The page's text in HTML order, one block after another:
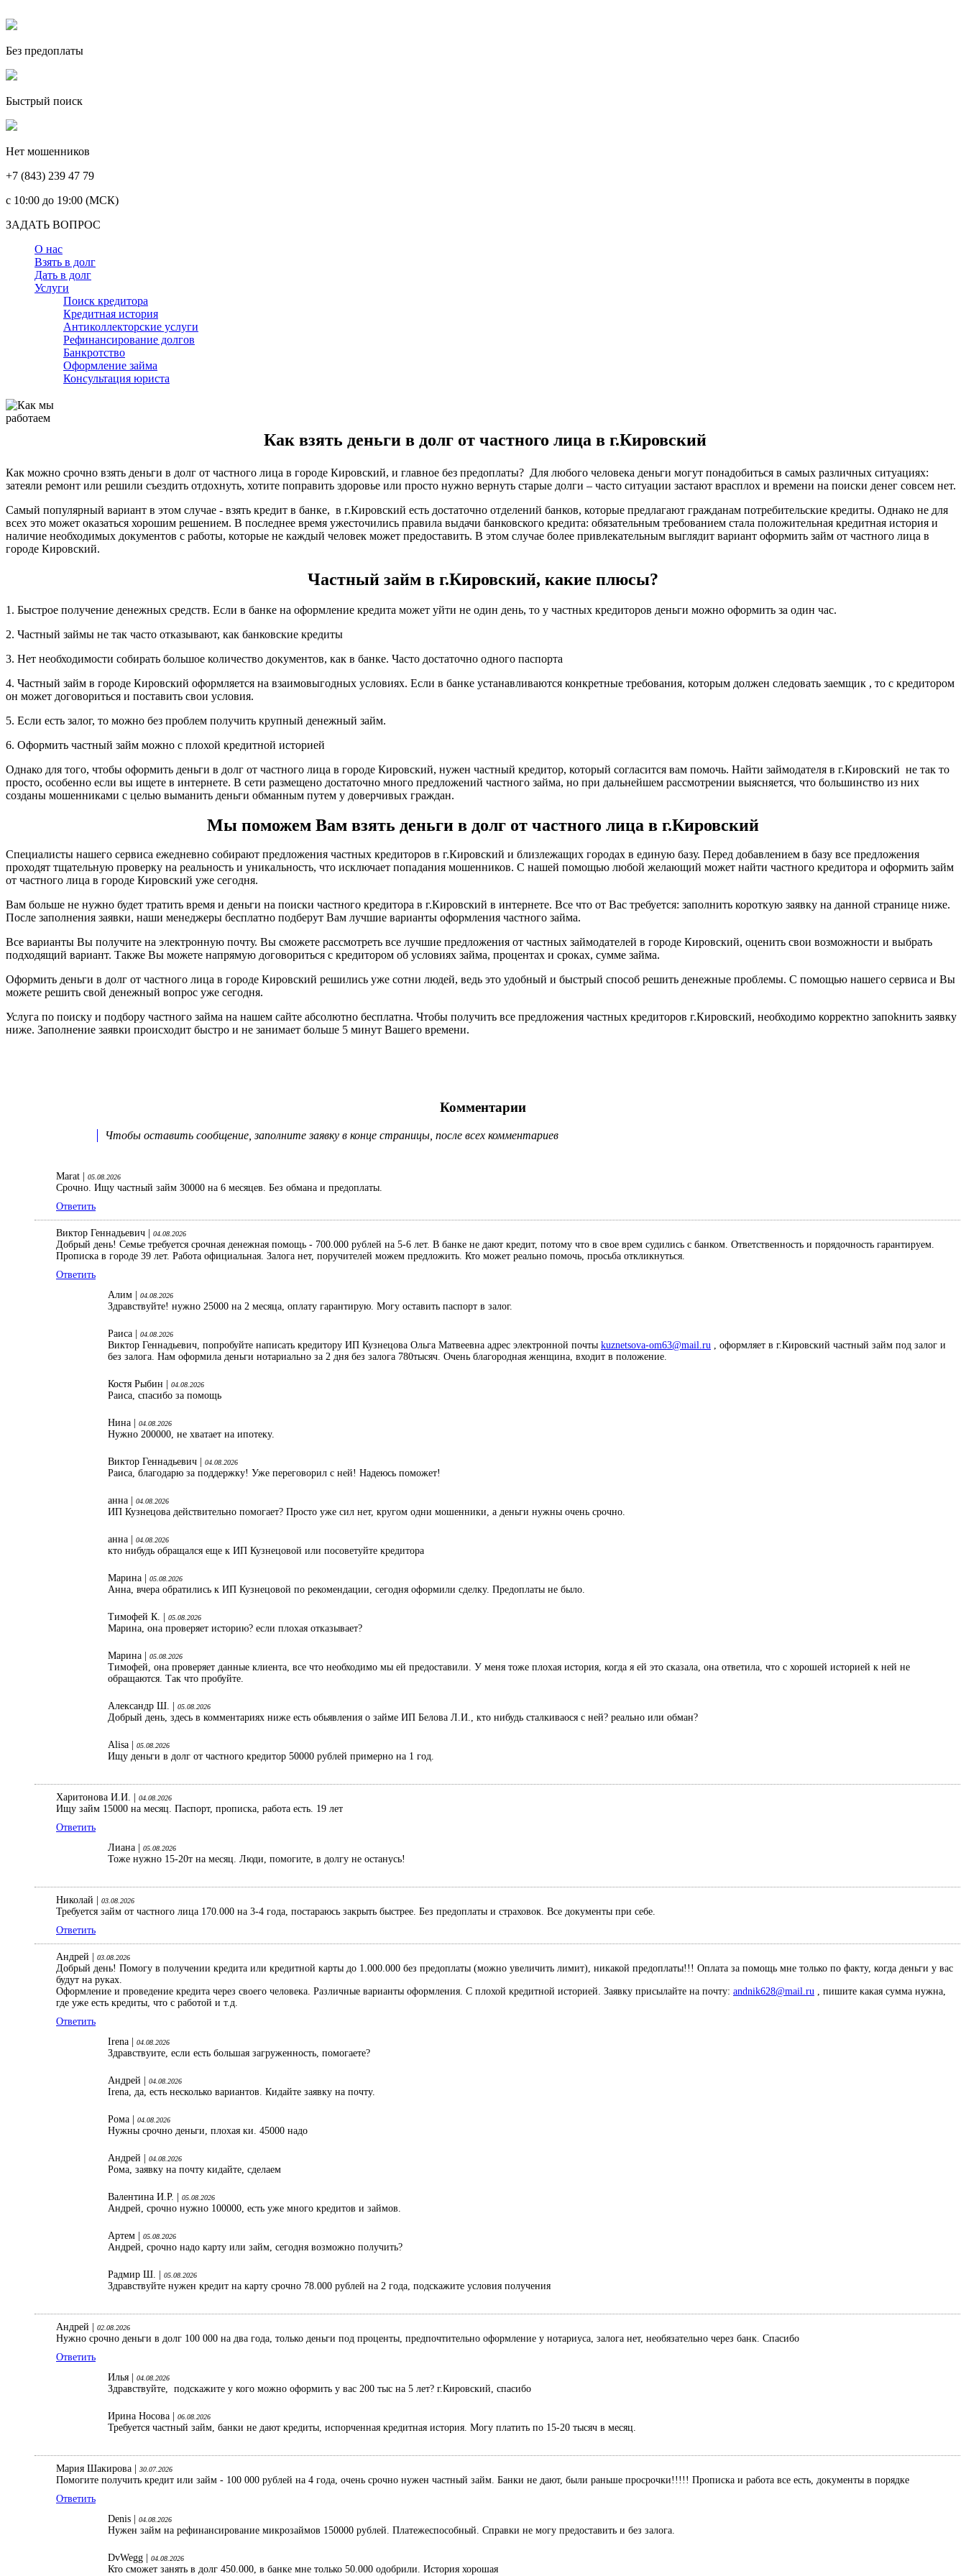
Без предоплаты
Быстрый поиск
Нет мошенников
+7 (843) 239 47 79
c 10:00 до 19:00 (МСК)
ЗАДАТЬ ВОПРОС
О нас
Взять в долг
Дать в долг
Услуги
Поиск кредитора
Кредитная история
Антиколлекторские услуги
Рефинансирование долгов
Банкротство
Оформление займа
Консультация юриста
Как взять деньги в долг от частного лица в г.Кировский
Как можно срочно взять деньги в долг от частного лица в городе Кировский, и главное без предоплаты? Для любого человека деньги могут понадобиться в самых различных ситуациях:
затеяли ремонт или решили съездить отдохнуть, хотите поправить здоровье или просто нужно вернуть старые долги – часто ситуации застают врасплох и времени на поиски денег совсем нет.
Самый популярный вариант в этом случае - взять кредит в банке, в г.Кировский есть достаточно отделений банков, которые предлагают гражданам потребительские кредиты. Однако не для
всех это может оказаться хорошим решением. В последнее время ужесточились правила выдачи банковского кредита: обязательным требованием стала положительная кредитная история и
наличие необходимых документов с работы, которые не каждый человек может предоставить. В этом случае более привлекательным выглядит вариант оформить займ от частного лица в
городе Кировский.
Частный займ в г.Кировский, какие плюсы?
1. Быстрое получение денежных средств. Если в банке на оформление кредита может уйти не один день, то у частных кредиторов деньги можно оформить за один час.
2. Частный займы не так часто отказывают, как банковские кредиты
3. Нет необходимости собирать большое количество документов, как в банке. Часто достаточно одного паспорта
4. Частный займ в городе Кировский оформляется на взаимовыгодных условиях. Если в банке устанавливаются конкретные требования, которым должен следовать заемщик , то с кредитором
он может договориться и поставить свои условия.
5. Если есть залог, то можно без проблем получить крупный денежный займ.
6. Оформить частный займ можно с плохой кредитной историей
Однако для того, чтобы оформить деньги в долг от частного лица в городе Кировский, нужен частный кредитор, который согласится вам помочь. Найти займодателя в г.Кировский не так то
просто, особенно если вы ищете в интернете. В сети размещено достаточно много предложений частного займа, но при дальнейшем рассмотрении выясняется, что большинство из них
созданы мошенниками с целью выманить деньги обманным путем у доверчивых граждан.
Мы поможем Вам взять деньги в долг от частного лица в г.Кировский
Специалисты нашего сервиса ежедневно собирают предложения частных кредиторов в г.Кировский и близлежащих городах в единую базу. Перед добавлением в базу все предложения
проходят тщательную проверку на реальность и уникальность, что исключает попадания мошенников. С нашей помощью любой желающий может найти частного кредитора и оформить займ
от частного лица в городе Кировский уже сегодня.
Вам больше не нужно будет тратить время и деньги на поиски частного кредитора в г.Кировский в интернете. Все что от Вас требуется: заполнить короткую заявку на данной странице ниже.
После заполнения заявки, наши менеджеры бесплатно подберут Вам лучшие варианты оформления частного займа.
Все варианты Вы получите на электронную почту. Вы сможете рассмотреть все лучшие предложения от частных займодателей в городе Кировский, оценить свои возможности и выбрать
подходящий вариант. Также Вы можете напрямую договориться с кредитором об условиях займа, процентах и сроках, сумме займа.
Оформить деньги в долг от частного лица в городе Кировский решились уже сотни людей, ведь это удобный и быстрый способ решить денежные проблемы. С помощью нашего сервиса и Вы
можете решить свой денежный вопрос уже сегодня.
Услуга по поиску и подбору частного займа на нашем сайте абсолютно бесплатна. Чтобы получить все предложения частных кредиторов г.Кировский, необходимо корректно запоkнить заявку
ниже. Заполнение заявки происходит быстро и не занимает больше 5 минут Вашего времени.
Комментарии
Чтобы оставить сообщение, заполните заявку в конце страницы, после всех комментариев
Marat | 05.08.2026
Срочно. Ищу частный займ 30000 на 6 месяцев. Без обмана и предоплаты.
Ответить
Виктор Геннадьевич | 04.08.2026
Добрый день! Семье требуется срочная денежная помощь - 700.000 рублей на 5-6 лет. В банке не дают кредит, потому что в свое врем судились с банком. Ответственность и порядочность гарантируем.
Прописка в городе 39 лет. Работа официальная. Залога нет, поручителей можем предложить. Кто может реально помочь, просьба откликнуться.
Ответить
Алим |
04.08.2026
Здравствуйте! нужно 25000 на 2 месяца, оплату гарантирую. Могу оставить паспорт в залог.
Раиса | 04.08.2026
Виктор Геннадьевич, попробуйте написать кредитору ИП Кузнецова Ольга Матвеевна адрес электронной почты kuznetsova-om63@mail.ru , оформляет в г.Кировский частный займ под залог и
без залога. Нам оформила деньги нотариально за 2 дня без залога 780тысяч. Очень благородная женщина, входит в положение.
Костя Рыбин | 04.08.2026
Раиса, спасибо за помощь
Нина | 04.08.2026
Нужно 200000, не хватает на ипотеку.
Виктор Геннадьевич | 04.08.2026
Раиса, благодарю за поддержку! Уже переговорил с ней! Надеюсь поможет!
анна | 04.08.2026
ИП Кузнецова действительно помогает? Просто уже сил нет, кругом одни мошенники, а деньги нужны очень срочно.
анна | 04.08.2026
кто нибудь обращался еще к ИП Кузнецовой или посоветуйте кредитора
Марина | 05.08.2026
Анна, вчера обратились к ИП Кузнецовой по рекомендации, сегодня оформили сделку. Предоплаты не было.
Тимофей К. | 05.08.2026
Марина, она проверяет историю? если плохая отказывает?
Марина | 05.08.2026
Тимофей, она проверяет данные клиента, все что необходимо мы ей предоставили. У меня тоже плохая история, когда я ей это сказала, она ответила, что с хорошей историей к ней не
обращаются. Так что пробуйте.
Александр Ш. | 05.08.2026
Добрый день, здесь в комментариях ниже есть обьявления о займе ИП Белова Л.И., кто нибудь сталкиваося с ней? реально или обман?
Alisa | 05.08.2026
Ищу деньги в долг от частного кредитор 50000 рублей примерно на 1 год.
Харитонова И.И. | 04.08.2026
Ищу займ 15000 на месяц. Паспорт, прописка, работа есть. 19 лет
Ответить
Лиана |
05.08.2026
Тоже нужно 15-20т на месяц. Люди, помогите, в долгу не останусь!
Николай | 03.08.2026
Требуется займ от частного лица 170.000 на 3-4 года, постараюсь закрыть быстрее. Без предоплаты и страховок. Все документы при себе.
Ответить
Андрей | 03.08.2026
Добрый день! Помогу в получении кредита или кредитной карты до 1.000.000 без предоплаты (можно увеличить лимит), никакой предоплаты!!! Оплата за помощь мне только по факту, когда деньги у вас
будут на руках.
Оформление и проведение кредита через своего человека. Различные варианты оформления. С плохой кредитной историей. Заявку присылайте на почту: andnik628@mail.ru , пишите какая сумма нужна,
где уже есть кредиты, что с работой и т.д.
Ответить
Irena |
04.08.2026
Здравствуите, если есть большая загруженность, помогаете?
Андрей | 04.08.2026
Irena, да, есть несколько вариантов. Кидайте заявку на почту.
Рома | 04.08.2026
Нужны срочно деньги, плохая ки. 45000 надо
Андрей | 04.08.2026
Рома, заявку на почту кидайте, сделаем
Валентина И.Р. | 05.08.2026
Андрей, срочно нужно 100000, есть уже много кредитов и займов.
Артем | 05.08.2026
Андрей, срочно надо карту или займ, сегодня возможно получить?
Радмир Ш. | 05.08.2026
Здравствуйте нужен кредит на карту срочно 78.000 рублей на 2 года, подскажите условия получения
Андрей | 02.08.2026
Нужно срочно деньги в долг 100 000 на два года, только деньги под проценты, предпочтительно оформление у нотариуса, залога нет, необязательно через банк. Спасибо
Ответить
Илья |
04.08.2026
Здравствуйте, подскажите у кого можно оформить у вас 200 тыс на 5 лет? г.Кировский, спасибо
Ирина Носова | 06.08.2026
Требуется частный займ, банки не дают кредиты, испорченная кредитная история. Могу платить по 15-20 тысяч в месяц.
Мария Шакирова | 30.07.2026
Помогите получить кредит или займ - 100 000 рублей на 4 года, очень срочно нужен частный займ. Банки не дают, были раньше просрочки!!!!! Прописка и работа все есть, документы в порядке
Ответить
Denis |
04.08.2026
Нужен займ на рефинансирование микрозаймов 150000 рублей. Платежеспособный. Справки не могу предоставить и без залога.
DvWegg | 04.08.2026
Кто сможет занять в долг 450.000, в банке мне только 50.000 одобрили. История хорошая